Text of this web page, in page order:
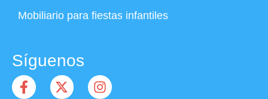
Mobiliario para fiestas infantiles
Síguenos